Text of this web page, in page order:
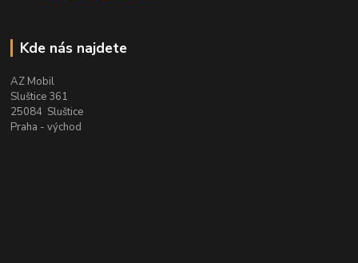
Kde nás najdete
AZ Mobil
Sluštice 361
25084 Sluštice
Praha - východ